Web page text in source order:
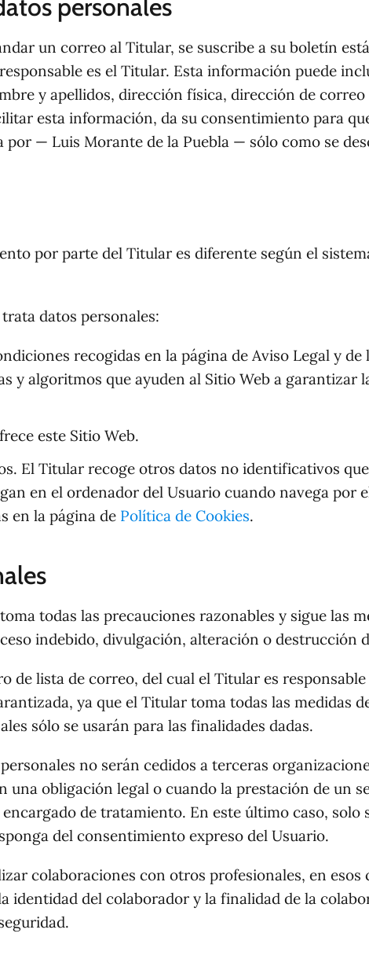
personales
un correo al Titular, se suscribe a su boletín
es el Titular. Esta información puede
y apellidos, dirección física, dirección de
esta información, da su consentimiento para
— Luis Morante de la Puebla — sólo como se
por parte del Titular es diferente según el
datos personales:
recogidas en la página de Aviso Legal y de
y algoritmos que ayuden al Sitio Web a garantizar
este Sitio Web.
El Titular recoge otros datos no identificativos
en el ordenador del Usuario cuando navega por
en la página de Política de Cookies.
todas las precauciones razonables y sigue las
indebido, divulgación, alteración o destrucción
de lista de correo, del cual el Titular es
ya que el Titular toma todas las medidas
sólo se usarán para las finalidades dadas.
no serán cedidos a terceras
una obligación legal o cuando la prestación de un
de tratamiento. En este último caso, solo
del consentimiento expreso del Usuario.
colaboraciones con otros profesionales, en esos
del colaborador y la finalidad de la